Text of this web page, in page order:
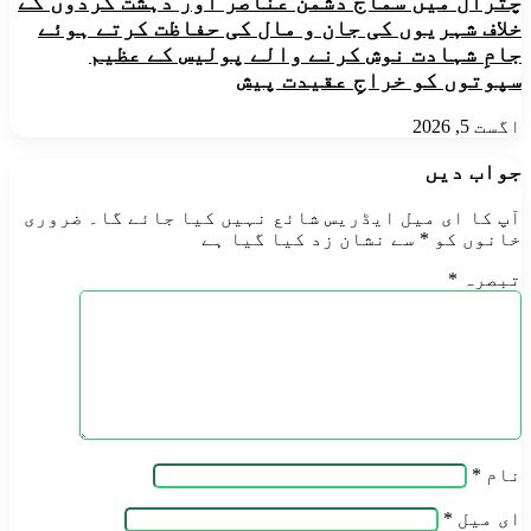
خلاف شہریوں کی جان و مال کی حفاظت کرتے ہوئے
جامِ شہادت نوش کرنے والے پولیس کے عظیم
سپوتوں کو خراجِ عقیدت پیش
اگست 5, 2026
جواب دیں
آپ کا ای میل ایڈریس شائع نہیں کیا جائے گا۔
ضروری
خانوں کو * سے نشان زد کیا گیا ہے
تبصرہ *
نام *
ای میل *